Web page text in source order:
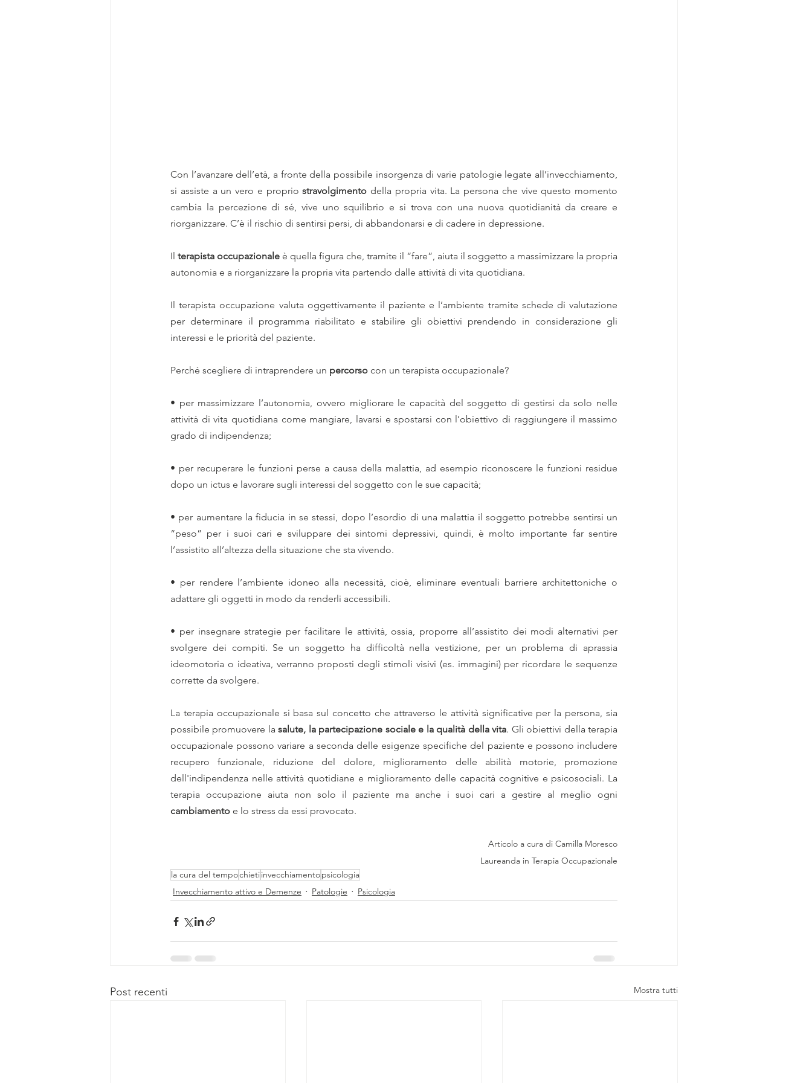
Con l’avanzare dell’età, a fronte della possibile insorgenza di varie patologie legate all’invecchiamento,
si assiste a un vero e proprio stravolgimento della propria vita. La persona che vive questo momento
cambia la percezione di sé, vive uno squilibrio e si trova con una nuova quotidianità da creare e
riorganizzare. C’è il rischio di sentirsi persi, di abbandonarsi e di cadere in depressione.
Il terapista occupazionale è quella figura che, tramite il “fare”, aiuta il soggetto a massimizzare la propria
autonomia e a riorganizzare la propria vita partendo dalle attività di vita quotidiana.
Il terapista occupazione valuta oggettivamente il paziente e l’ambiente tramite schede di valutazione
per determinare il programma riabilitato e stabilire gli obiettivi prendendo in considerazione gli
interessi e le priorità del paziente.
Perché scegliere di intraprendere un percorso con un terapista occupazionale?
• per massimizzare l’autonomia, ovvero migliorare le capacità del soggetto di gestirsi da solo nelle
attività di vita quotidiana come mangiare, lavarsi e spostarsi con l’obiettivo di raggiungere il massimo
grado di indipendenza;
• per recuperare le funzioni perse a causa della malattia, ad esempio riconoscere le funzioni residue
dopo un ictus e lavorare sugli interessi del soggetto con le sue capacità;
• per aumentare la fiducia in se stessi, dopo l’esordio di una malattia il soggetto potrebbe sentirsi un
“peso” per i suoi cari e sviluppare dei sintomi depressivi, quindi, è molto importante far sentire
l’assistito all’altezza della situazione che sta vivendo.
• per rendere l’ambiente idoneo alla necessità, cioè, eliminare eventuali barriere architettoniche o
adattare gli oggetti in modo da renderli accessibili.
• per insegnare strategie per facilitare le attività, ossia, proporre all’assistito dei modi alternativi per
svolgere dei compiti. Se un soggetto ha difficoltà nella vestizione, per un problema di aprassia
ideomotoria o ideativa, verranno proposti degli stimoli visivi (es. immagini) per ricordare le sequenze
corrette da svolgere.
La terapia occupazionale si basa sul concetto che attraverso le attività significative per la persona, sia
possibile promuovere la salute, la partecipazione sociale e la qualità della vita. Gli obiettivi della terapia
occupazionale possono variare a seconda delle esigenze specifiche del paziente e possono includere
recupero funzionale, riduzione del dolore, miglioramento delle abilità motorie, promozione
dell'indipendenza nelle attività quotidiane e miglioramento delle capacità cognitive e psicosociali. La
cambiamento e lo stress da essi provocato.
Articolo a cura di Camilla Moresco
Laureanda in Terapia Occupazionale
la cura del tempochietiinvecchiamentopsicologia
Invecchiamento attivo e Demenze
Patologie Psicologia
Post recenti Mostra tutti